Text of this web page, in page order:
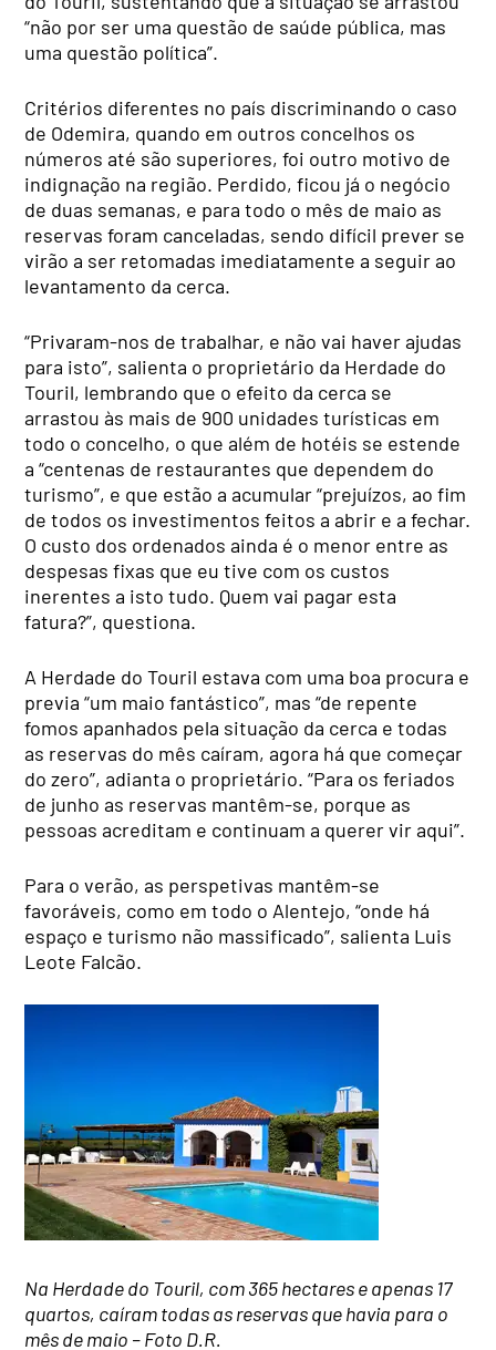
“não por ser uma questão de saúde pública, mas
uma questão política”.
Critérios diferentes no país discriminando o caso
de Odemira, quando em outros concelhos os
números até são superiores, foi outro motivo de
indignação na região. Perdido, ficou já o negócio
de duas semanas, e para todo o mês de maio as
reservas foram canceladas, sendo difícil prever se
virão a ser retomadas imediatamente a seguir ao
levantamento da cerca.
“Privaram-nos de trabalhar, e não vai haver ajudas
para isto”, salienta o proprietário da Herdade do
Touril, lembrando que o efeito da cerca se
arrastou às mais de 900 unidades turísticas em
todo o concelho, o que além de hotéis se estende
a “centenas de restaurantes que dependem do
turismo”, e que estão a acumular “prejuízos, ao fim
de todos os investimentos feitos a abrir e a fechar.
O custo dos ordenados ainda é o menor entre as
despesas fixas que eu tive com os custos
inerentes a isto tudo. Quem vai pagar esta
fatura?”, questiona.
A Herdade do Touril estava com uma boa procura e
previa “um maio fantástico”, mas “de repente
fomos apanhados pela situação da cerca e todas
as reservas do mês caíram, agora há que começar
do zero”, adianta o proprietário. “Para os feriados
de junho as reservas mantêm-se, porque as
pessoas acreditam e continuam a querer vir aqui”.
Para o verão, as perspetivas mantêm-se
favoráveis, como em todo o Alentejo, “onde há
espaço e turismo não massificado”, salienta Luis
Leote Falcão.
Na Herdade do Touril, com 365 hectares e apenas 17
quartos, caíram todas as reservas que havia para o
mês de maio – Foto D.R.